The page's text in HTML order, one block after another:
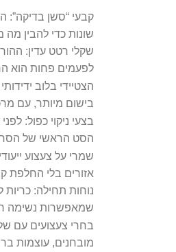
קבעי “סשן בדיקה”:
שונות כדי להבין מה
שקלי רטט עדין:
לפעמים פחות הוא
הצטיידי בלוב
בישום מיותר, עם
בצעי ניקוי כפול:
הסט הראשי של
שמרי על צעצוע
אזורים בלי החלפת
נוחות תחילה:
שמאפשרות נשימה
בחרי צעצועים עם
מובחנים, עוצמות